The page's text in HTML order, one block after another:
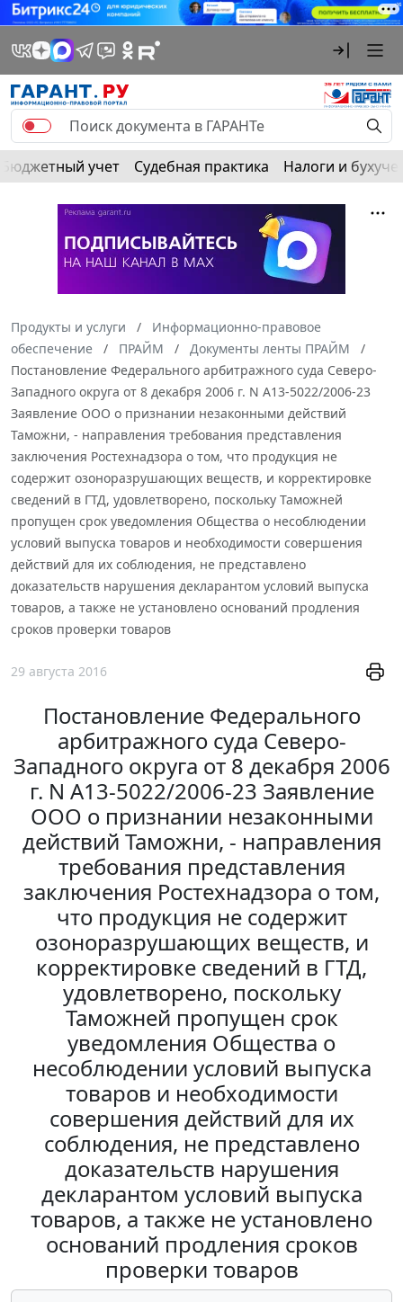
Бюджетный учет Судебная практика Налоги и
Продукты и услуги
Информационно-правовое
обеспечение
ПРАЙМ
Документы ленты ПРАЙМ
Постановление Федерального арбитражного суда Северо-
Западного округа от 8 декабря 2006 г. N А13-5022/2006-23
Заявление ООО о признании незаконными действий
Таможни, - направления требования представления
заключения Ростехнадзора о том, что продукция не
содержит озоноразрушающих веществ, и корректировке
сведений в ГТД, удовлетворено, поскольку Таможней
пропущен срок уведомления Общества о несоблюдении
условий выпуска товаров и необходимости совершения
действий для их соблюдения, не представлено
доказательств нарушения декларантом условий выпуска
товаров, а также не установлено оснований продления
сроков проверки товаров
29 августа 2016
Постановление Федерального
арбитражного суда Северо-
Западного округа от 8 декабря 2006
г. N А13-5022/2006-23 Заявление
ООО о признании незаконными
действий Таможни, - направления
требования представления
заключения Ростехнадзора о том,
что продукция не содержит
озоноразрушающих веществ, и
корректировке сведений в ГТД,
удовлетворено, поскольку
Таможней пропущен срок
уведомления Общества о
несоблюдении условий выпуска
товаров и необходимости
совершения действий для их
соблюдения, не представлено
доказательств нарушения
декларантом условий выпуска
товаров, а также не установлено
оснований продления сроков
проверки товаров